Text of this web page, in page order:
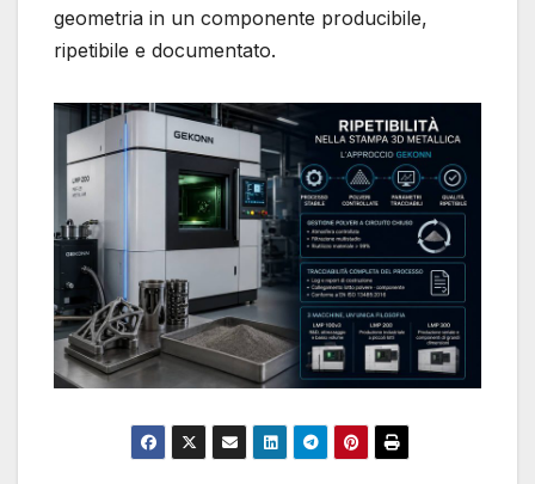
geometria in un componente producibile,
ripetibile e documentato.